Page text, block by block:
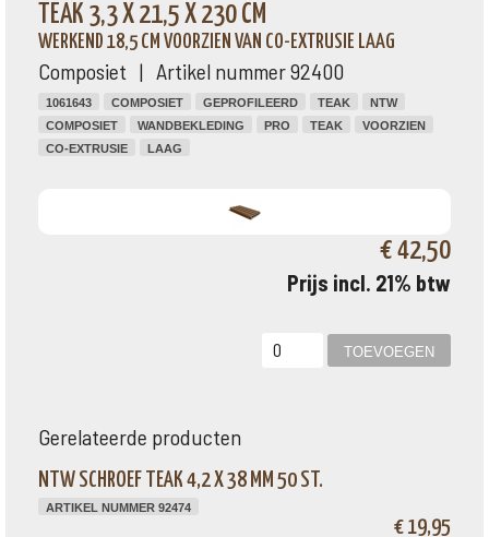
TEAK 3,3 X 21,5 X 230 CM
WERKEND 18,5 CM VOORZIEN VAN CO-EXTRUSIE LAAG
Composiet | Artikel nummer 92400
1061643 COMPOSIET GEPROFILEERD TEAK
NTW
COMPOSIET
WANDBEKLEDING PRO TEAK
VOORZIEN
CO-EXTRUSIE
LAAG
€ 42,50
Prijs incl. 21% btw
Gerelateerde producten
NTW SCHROEF TEAK 4,2 X 38 MM 50 ST.
ARTIKEL NUMMER 92474
€ 19,95